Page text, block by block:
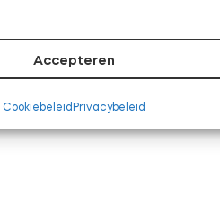
Accepteren
Cookiebeleid Privacybeleid